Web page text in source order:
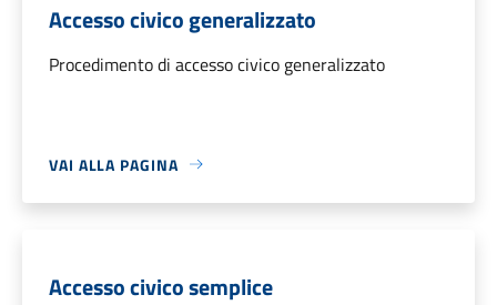
Accesso civico generalizzato
Procedimento di accesso civico generalizzato
VAI ALLA PAGINA
Accesso civico semplice